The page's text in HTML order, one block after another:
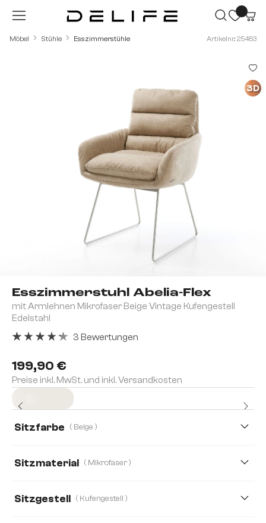
Zum Hauptinhalt springen
Möbel Stühle Esszimmerstühle Artikelnr.: 25483
Esszimmerstuhl Abelia-Flex
mit Armlehnen Mikrofaser Beige Vintage Kufengestell
Edelstahl
199,90 €
Preise inkl. MwSt. und inkl. Versandkosten
3 Bewertungen
Sitzfarbe ( Beige )
Sitzmaterial ( Mikrofaser )
Sitzgestell ( Kufengestell )
3D